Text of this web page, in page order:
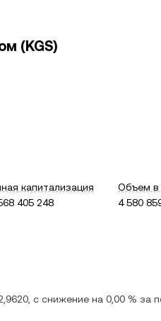
(KGS)
капитализация
405 248
Объем в
4 580
, c снижение на 0,00 % за